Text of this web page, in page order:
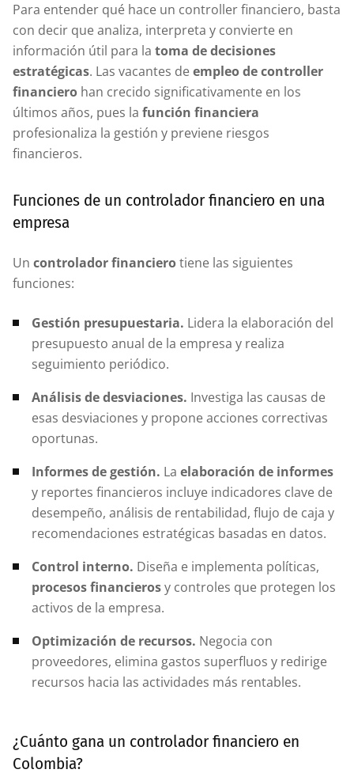
Para entender qué hace un controller financiero, basta
con decir que analiza, interpreta y convierte en
información útil para la toma de decisiones
estratégicas. Las vacantes deempleo de controller
financiero han crecido significativamente en los
últimos años, pues la función financiera
profesionaliza la gestión y previene riesgos
financieros.
Funciones de un controlador financiero en una
empresa
Un controlador financierotiene las siguientes
funciones:
Gestión presupuestaria. Lidera la elaboración del
presupuesto anual de la empresa y realiza
seguimiento periódico.
Análisis de desviaciones. Investiga las causas de
esas desviaciones y propone acciones correctivas
oportunas.
Informes de gestión. La elaboración de informes
y reportes financieros incluye indicadores clave de
desempeño, análisis de rentabilidad, flujo de caja y
recomendaciones estratégicas basadas en datos.
Control interno. Diseña e implementa políticas,
procesos financierosy controles que protegen los
activos de la empresa.
Optimización de recursos. Negocia con
proveedores, elimina gastos superfluos y redirige
recursos hacia las actividades más rentables.
¿Cuánto gana un controlador financiero en
Colombia?